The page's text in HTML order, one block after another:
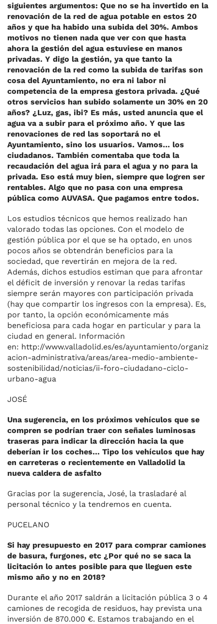
siguientes argumentos: Que no se ha invertido en la
renovación de la red de agua potable en estos 20
años y que ha habido una subida del 30%. Ambos
motivos no tienen nada que ver con que hasta
ahora la gestión del agua estuviese en manos
privadas. Y digo la gestión, ya que tanto la
renovación de la red como la subida de tarifas son
cosa del Ayuntamiento, no era ni labor ni
competencia de la empresa gestora privada. ¿Qué
otros servicios han subido solamente un 30% en 20
años? ¿Luz, gas, ibi? Es más, usted anuncia que el
agua va a subir para el próximo año. Y que las
renovaciones de red las soportará no el
Ayuntamiento, sino los usuarios. Vamos… los
ciudadanos. También comentaba que toda la
recaudación del agua irá para el agua y no para la
privada. Eso está muy bien, siempre que logren ser
rentables. Algo que no pasa con una empresa
pública como AUVASA. Que pagamos entre todos.
Los estudios técnicos que hemos realizado han
valorado todas las opciones. Con el modelo de
gestión pública por el que se ha optado, en unos
pocos años se obtendrán beneficios para la
sociedad, que revertirán en mejora de la red.
Además, dichos estudios estiman que para afrontar
el déficit de inversión y renovar la redas tarifas
siempre serán mayores con participación privada
(hay que compartir los ingresos con la empresa). Es,
por tanto, la opción económicamente más
beneficiosa para cada hogar en particular y para la
ciudad en general. Información
en: http://www.valladolid.es/es/ayuntamiento/organiz
acion-administrativa/areas/area-medio-ambiente-
sostenibilidad/noticias/ii-foro-ciudadano-ciclo-
urbano-agua
JOSÉ
Una sugerencia, en los próximos vehículos que se
compren se podrían traer con señales luminosas
traseras para indicar la dirección hacia la que
deberían ir los coches… Tipo los vehículos que hay
en carreteras o recientemente en Valladolid la
nueva caldera de asfalto
Gracias por la sugerencia, José, la trasladaré al
personal técnico y la tendremos en cuenta.
PUCELANO
Si hay presupuesto en 2017 para comprar camiones
de basura, furgones, etc ¿Por qué no se saca la
licitación lo antes posible para que lleguen este
mismo año y no en 2018?
Durante el año 2017 saldrán a licitación pública 3 o 4
camiones de recogida de residuos, hay prevista una
inversión de 870.000 €. Estamos trabajando en el